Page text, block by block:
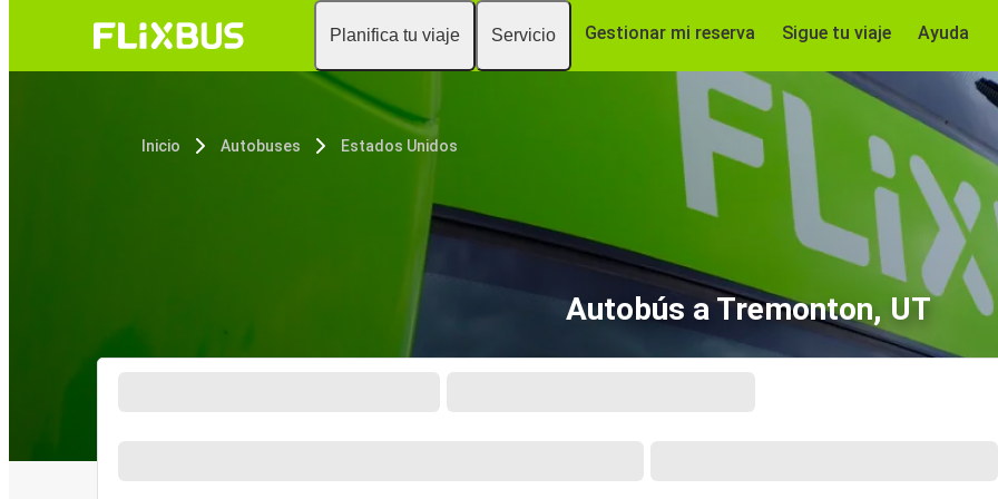
Planifica tu viaje Servicio Gestionar mi reserva Sigue tu viaje Ayuda
Inicio Autobuses Estados Unidos
Autobús a Tremonton, UT